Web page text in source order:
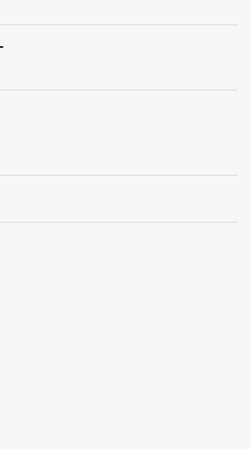
た。最高だった。 ・サラリーキャップ
買えるなんておかしい。 ・彼はマシン
・これ、どのゾンビ映画？ ・翔平、お
する。 ・当然の結果だ。 注目記事（外
子どもたちが歴史の授業でヤマのことを
。考えは変わらない。 ・ヤマGOAT。
トの試合だったな。あいつは狂って
建しなかった。常に競争力を保ち続け
い試合だった。 ・王じゃない。皇帝
ったな。 ・完全にふさわしい。疑いの
気じゃない。 ・明日はチャリティのソ
しい。証明のためにな。 ・この受賞は
このシリーズは勝てなかった。支配的
長く記憶に残る投球だ。伝説級だ。 ・6
、今の時代ではほぼありえない。まさ
見た後に、他の選択肢なんてあったか？
らい価値があっ...